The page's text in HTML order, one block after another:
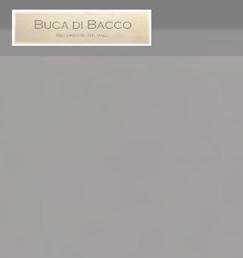
Personalizzazione delle tue scelte sui cookie